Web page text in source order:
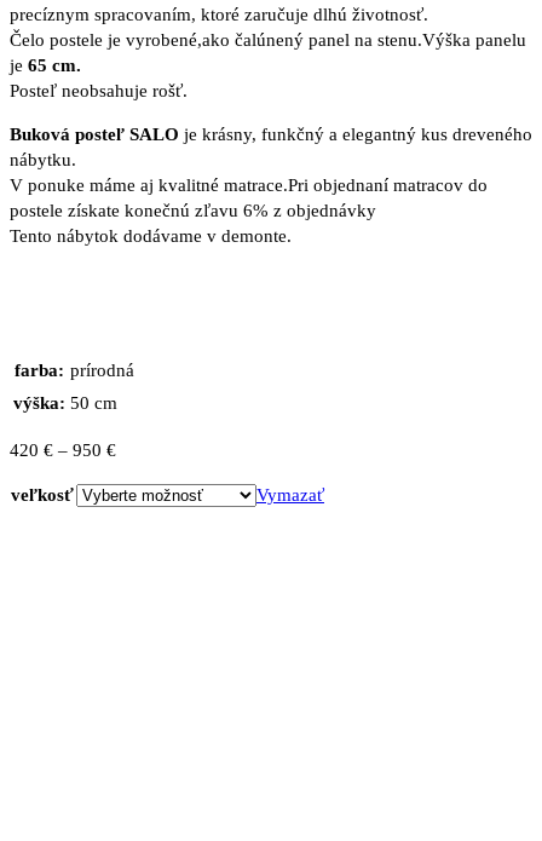
precíznym spracovaním, ktoré zaručuje dlhú životnosť.
Čelo postele je vyrobené,ako čalúnený panel na stenu.Výška panelu
je 65 cm.
Posteľ neobsahuje rošť.
Buková posteľ SALO je krásny, funkčný a elegantný kus dreveného
nábytku.
V ponuke máme aj kvalitné matrace.Pri objednaní matracov do
postele získate konečnú zľavu 6% z objednávky
Tento nábytok dodávame v demonte.
farba: prírodná
výška: 50 cm
420 € – 950 €Price
420 €
veľkosť Vymazať